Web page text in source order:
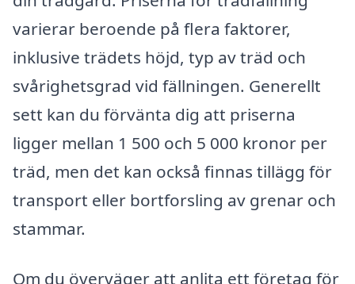
varierar beroende på flera faktorer,
inklusive trädets höjd, typ av träd och
svårighetsgrad vid fällningen. Generellt
sett kan du förvänta dig att priserna
ligger mellan 1 500 och 5 000 kronor per
träd, men det kan också finnas tillägg för
transport eller bortforsling av grenar och
stammar.
Om du överväger att anlita ett företag för